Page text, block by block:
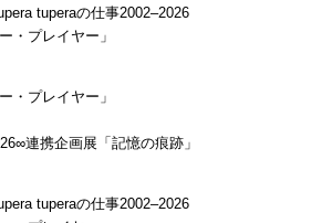
tuperaの仕事2002–2026
・プレイヤー」
・プレイヤー」
連携企画展「記憶の痕跡」
tuperaの仕事2002–2026